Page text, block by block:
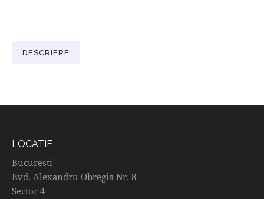
DESCRIERE
LOCATIE
Bucuresti —
Bvd. Alexandru Obregia Nr. 8
Sector 4